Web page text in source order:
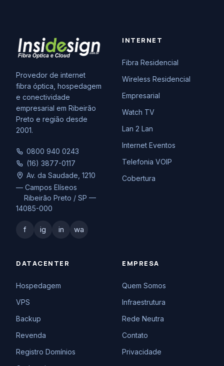
Provedor de internet
fibra óptica, hospedagem
e conectividade
empresarial em Ribeirão
Preto e região desde
2001.
0800 940 0243
(16) 3877-0117
Av. da Saudade, 1210
— Campos Elíseos
Ribeirão Preto / SP —
14085-000
f ig in wa
INTERNET
Fibra Residencial
Wireless Residencial
Empresarial
Watch TV
Lan 2 Lan
Internet Eventos
Telefonia VOIP
Cobertura
DATACENTER
Hospedagem
VPS
Backup
Revenda
Registro Domínios
EMPRESA
Quem Somos
Infraestrutura
Rede Neutra
Contato
Privacidade